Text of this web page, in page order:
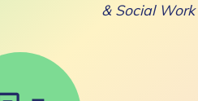
& Social Work